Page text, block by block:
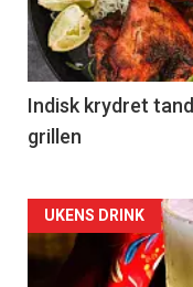
Indisk krydret
grillen
Forsiden
akkurat
UKENS DRINK